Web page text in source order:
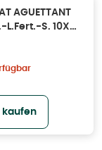
AGUETTANT
S. 10X5
kaufen